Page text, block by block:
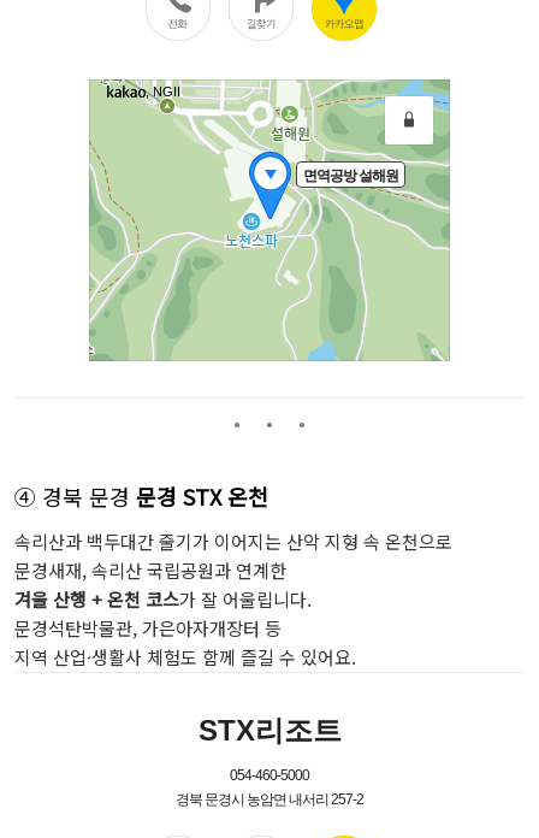
④ 경북 문경 문경 STX 온천
속리산과 백두대간 줄기가 이어지는 산악 지형 속 온천으로
문경새재, 속리산 국립공원과 연계한
겨울 산행 + 온천 코스가 잘 어울립니다.
문경석탄박물관, 가은아자개장터 등
지역 산업·생활사 체험도 함께 즐길 수 있어요.